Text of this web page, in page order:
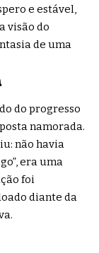
e estável,
visão do
de uma
do progresso
namorada.
não havia
era uma
foi
diante da